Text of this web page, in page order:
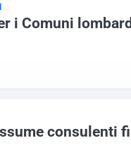
i Comuni
consulenti